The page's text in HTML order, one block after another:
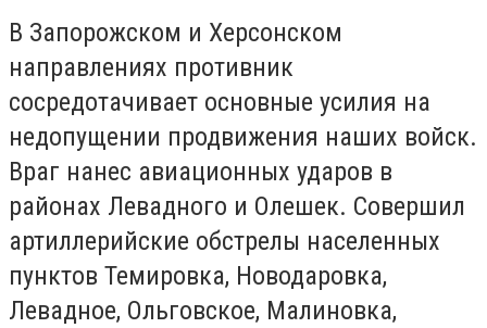
В Запорожском и Херсонском
направлениях противник
сосредотачивает основные усилия на
недопущении продвижения наших войск.
Враг нанес авиационных ударов в
районах Левадного и Олешек. Совершил
артиллерийские обстрелы населенных
пунктов Темировка, Новодаровка,
Левадное, Ольговское, Малиновка,